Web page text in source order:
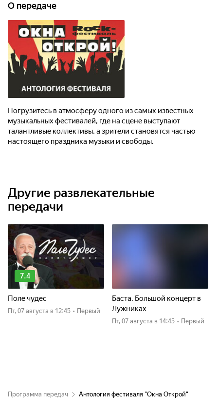
О передаче
Погрузитесь в атмосферу одного из самых известных
музыкальных фестивалей, где на сцене выступают
талантливые коллективы, а зрители становятся частью
настоящего праздника музыки и свободы.
Другие развлекательные
передачи
7.4
Поле чудес
пт, 07 августа в 12:45 • Первый
Баста. Большой концерт в
Лужниках
пт, 07 августа в 14:45 • Первый
Программа передач Антология фестиваля "Окна Открой"